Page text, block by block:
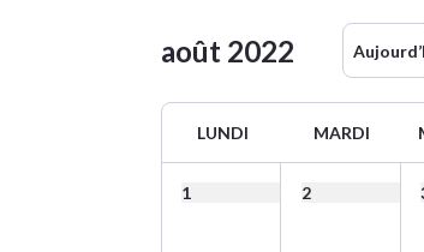
août 2022
LUNDI MARDI
1 2